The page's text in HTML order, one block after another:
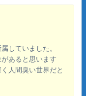
していました。
あると思います
人間臭い世界だと